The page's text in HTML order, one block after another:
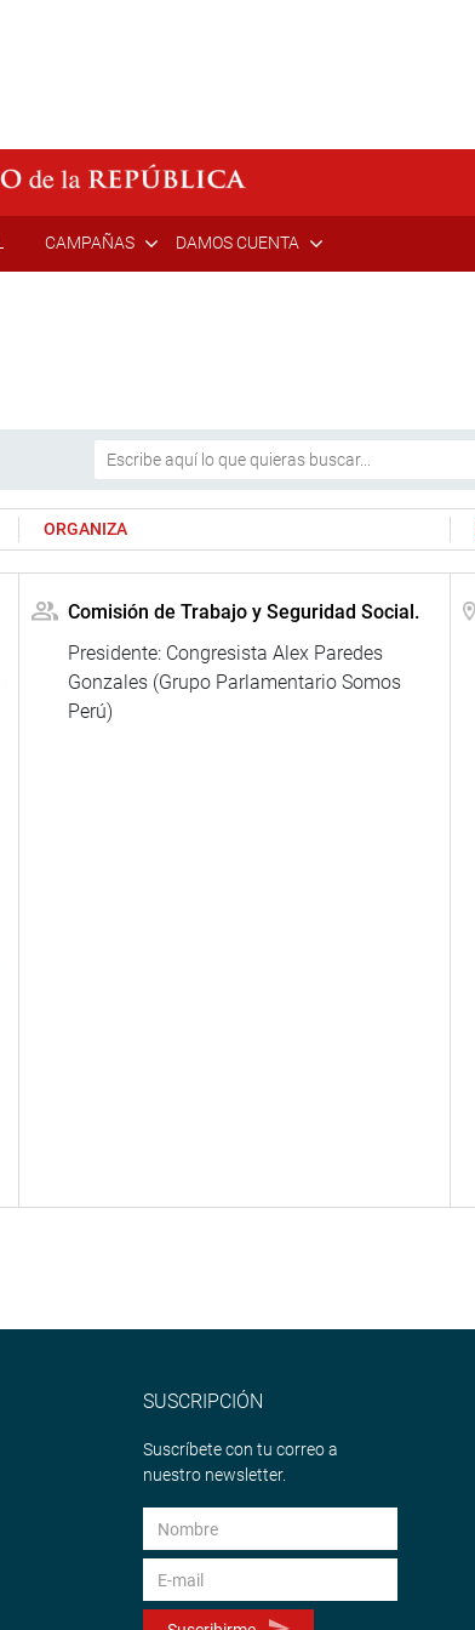
CAMPAÑAS DAMOS CUENTA
ORGANIZA
Comisión de Trabajo y Seguridad Social.
Presidente: Congresista Alex Paredes
Gonzales (Grupo Parlamentario Somos
Perú)
SUSCRIPCIÓN
Suscríbete con tu correo a
nuestro newsletter.